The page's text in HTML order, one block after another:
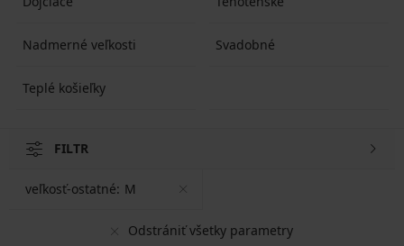
Nadmerné veľkosti Svadobné
Teplé košieľky
FILTR
Odstrániť všetky parametry
veľkosť-ostatné: M